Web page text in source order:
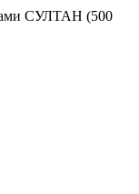
СУЛТАН (500